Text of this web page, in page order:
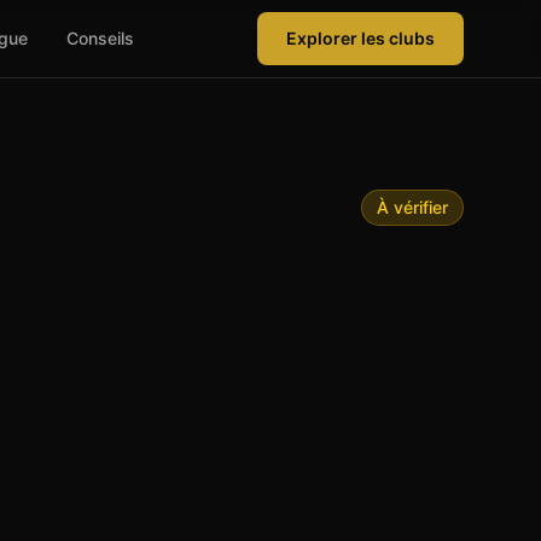
Conseils Explorer les clubs
À vérifier